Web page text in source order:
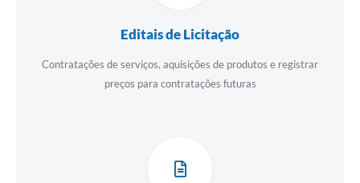
Editais de Licitação
Contratações de serviços, aquisições de produtos e registrar
preços para contratações futuras